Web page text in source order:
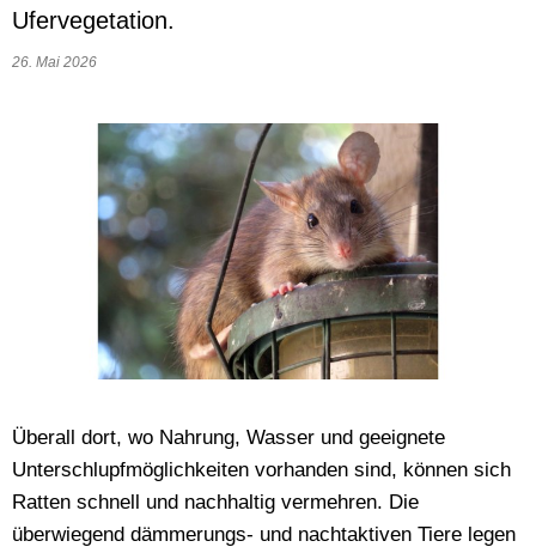
Ufervegetation.
26. Mai 2026
Überall dort, wo Nahrung, Wasser und geeignete
Unterschlupfmöglichkeiten vorhanden sind, können sich
Ratten schnell und nachhaltig vermehren. Die
überwiegend dämmerungs- und nachtaktiven Tiere legen